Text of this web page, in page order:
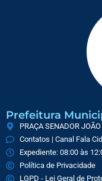
Prefeitura
PRAÇA SENADOR
Contatos | Canal Fala
Expediente: 08:00 às
Política de Privacidade
LGPD - Lei Geral de